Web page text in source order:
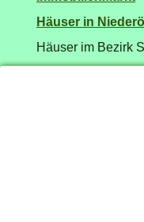
Häuser in
Häuser im Bezirk